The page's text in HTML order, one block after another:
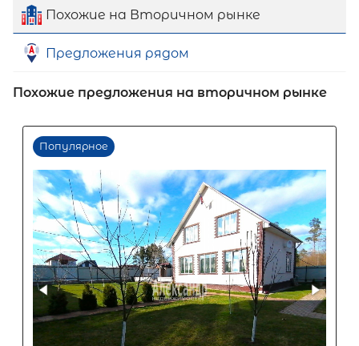
Первый взнос
60%
0 10 20 30 40 50 60 70 80
Срок кредита
15 лет
Похожие на Вторичном рынке
Предложения рядом
Похожие предложения на вторичном рынке